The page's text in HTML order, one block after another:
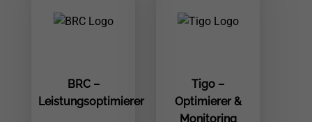
BRC –
Leistungsoptimierer
Tigo –
Optimierer &
Monitoring